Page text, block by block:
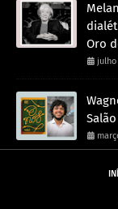
Oro
julho